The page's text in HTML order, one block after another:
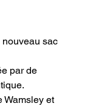
sac
par de
Wamsley et